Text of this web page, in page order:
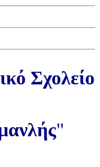
Σχολείο
"